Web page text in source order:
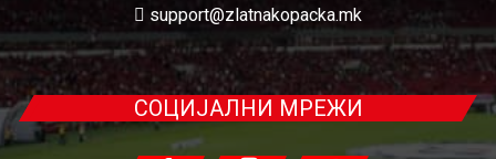
support@zlatnakopacka.mk
СОЦИЈАЛНИ МРЕЖИ